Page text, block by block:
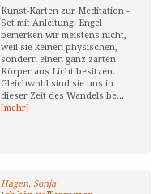
Kunst-Karten zur Meditation -
Set mit Anleitung. Engel
bemerken wir meistens nicht,
weil sie keinen physischen,
sondern einen ganz zarten
Körper aus Licht besitzen.
Gleichwohl sind sie uns in
dieser Zeit des Wandels be...
[mehr]
Hagen, Sonja